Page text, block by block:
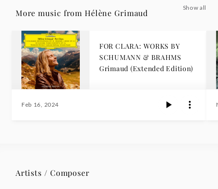
More music from Hélène Grimaud
Show all
FOR CLARA: WORKS BY
SCHUMANN & BRAHMS
Grimaud (Extended Edition)
Feb 16, 2024
Artists / Composer